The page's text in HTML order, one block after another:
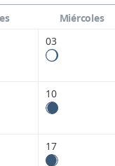
Miércoles
03
10
17